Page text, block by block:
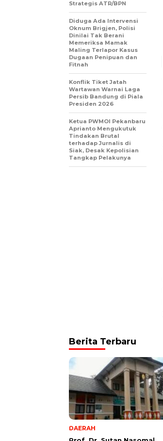
Strategis ATR/BPN
Diduga Ada Intervensi
Oknum Brigjen, Polisi
Dinilai Tak Berani
Memeriksa Mamak
Maling Terlapor Kasus
Dugaan Penipuan dan
Fitnah
Konflik Tiket Jatah
Wartawan Warnai Laga
Persib Bandung di Piala
Presiden 2026
Ketua PWMOI Pekanbaru
Aprianto Mengukutuk
Tindakan Brutal
terhadap Jurnalis di
Siak, Desak Kepolisian
Tangkap Pelakunya
Berita Terbaru
DAERAH